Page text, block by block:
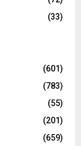
(33)
(601)
(783)
(55)
(201)
(659)